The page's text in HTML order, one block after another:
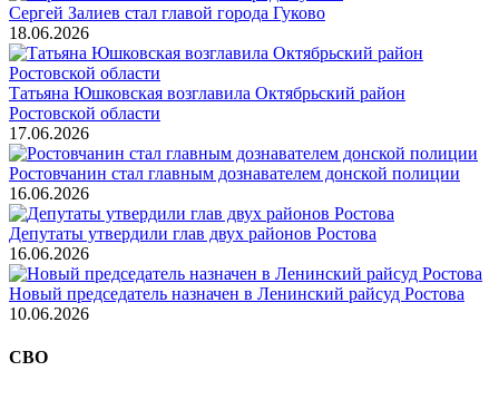
Сергей Залиев стал главой города Гуково
18.06.2026
Татьяна Юшковская возглавила Октябрьский район
Ростовской области
17.06.2026
Ростовчанин стал главным дознавателем донской полиции
16.06.2026
Депутаты утвердили глав двух районов Ростова
16.06.2026
Новый председатель назначен в Ленинский райсуд Ростова
10.06.2026
СВО